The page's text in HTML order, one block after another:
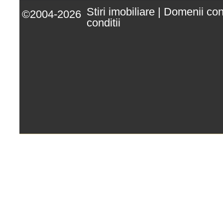
©2004-2026 Stiri imobiliare | Domenii
conditii